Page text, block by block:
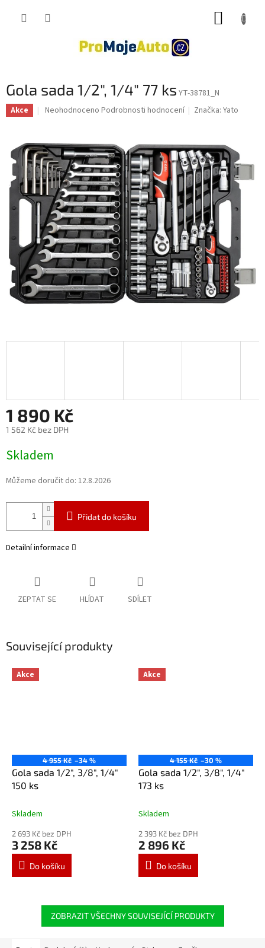
Gola sada 1/2", 1/4" 77 ks YT-38781_N
Akce
Průměrné
je
0,0
z
5
hvězdiček.
Neohodnoceno Podrobnosti hodnocení Značka:Yato
1 890 Kč
1 562 Kč bez DPH
cena:
Skladem
Můžeme doručit do: 12.8.2026
Přidat do košíku
Detailní informace
ZEPTAT SE HLÍDAT SDÍLET
Související produkty
Akce
4 955 Kč –34 %
Gola sada 1/2", 3/8", 1/4"
150 ks
Skladem
2 693 Kč bez DPH
3 258 Kč
Do košíku
Akce
4 155 Kč –30 %
Gola sada 1/2", 3/8", 1/4"
173 ks
Skladem
2 393 Kč bez DPH
2 896 Kč
Do košíku
ZOBRAZIT VŠECHNY SOUVISEJÍCÍ PRODUKTY